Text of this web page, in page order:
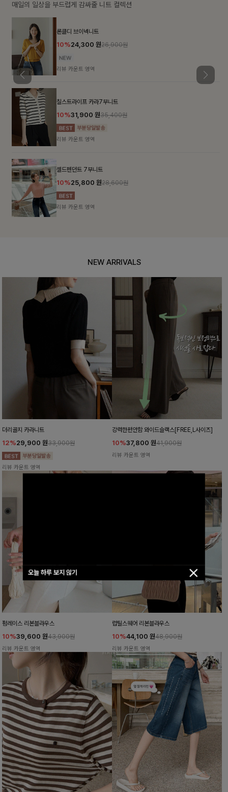
오늘 하루 보지 않기
매일의 일상을 부드럽게 감싸줄 니트 컬렉션
론클디 브이넥니트
10%24,300원26,900원
리뷰 카운트 영역
칠스트라이프 카라7부니트
10%31,900원35,400원
리뷰 카운트 영역
셀드펜던트 7부니트
10%25,800원28,600원
리뷰 카운트 영역
NEW ARRIVALS
더리골지 카라니트
12%29,900 원33,900원
리뷰 카운트 영역
강력한편안함 와이드슬랙스[FREE,L사이즈]
10%37,800 원41,900원
리뷰 카운트 영역
펌레이스 리본블라우스
10%39,600 원43,900원
리뷰 카운트 영역
럽틸스퀘어 리본블라우스
10%44,100 원48,900원
리뷰 카운트 영역